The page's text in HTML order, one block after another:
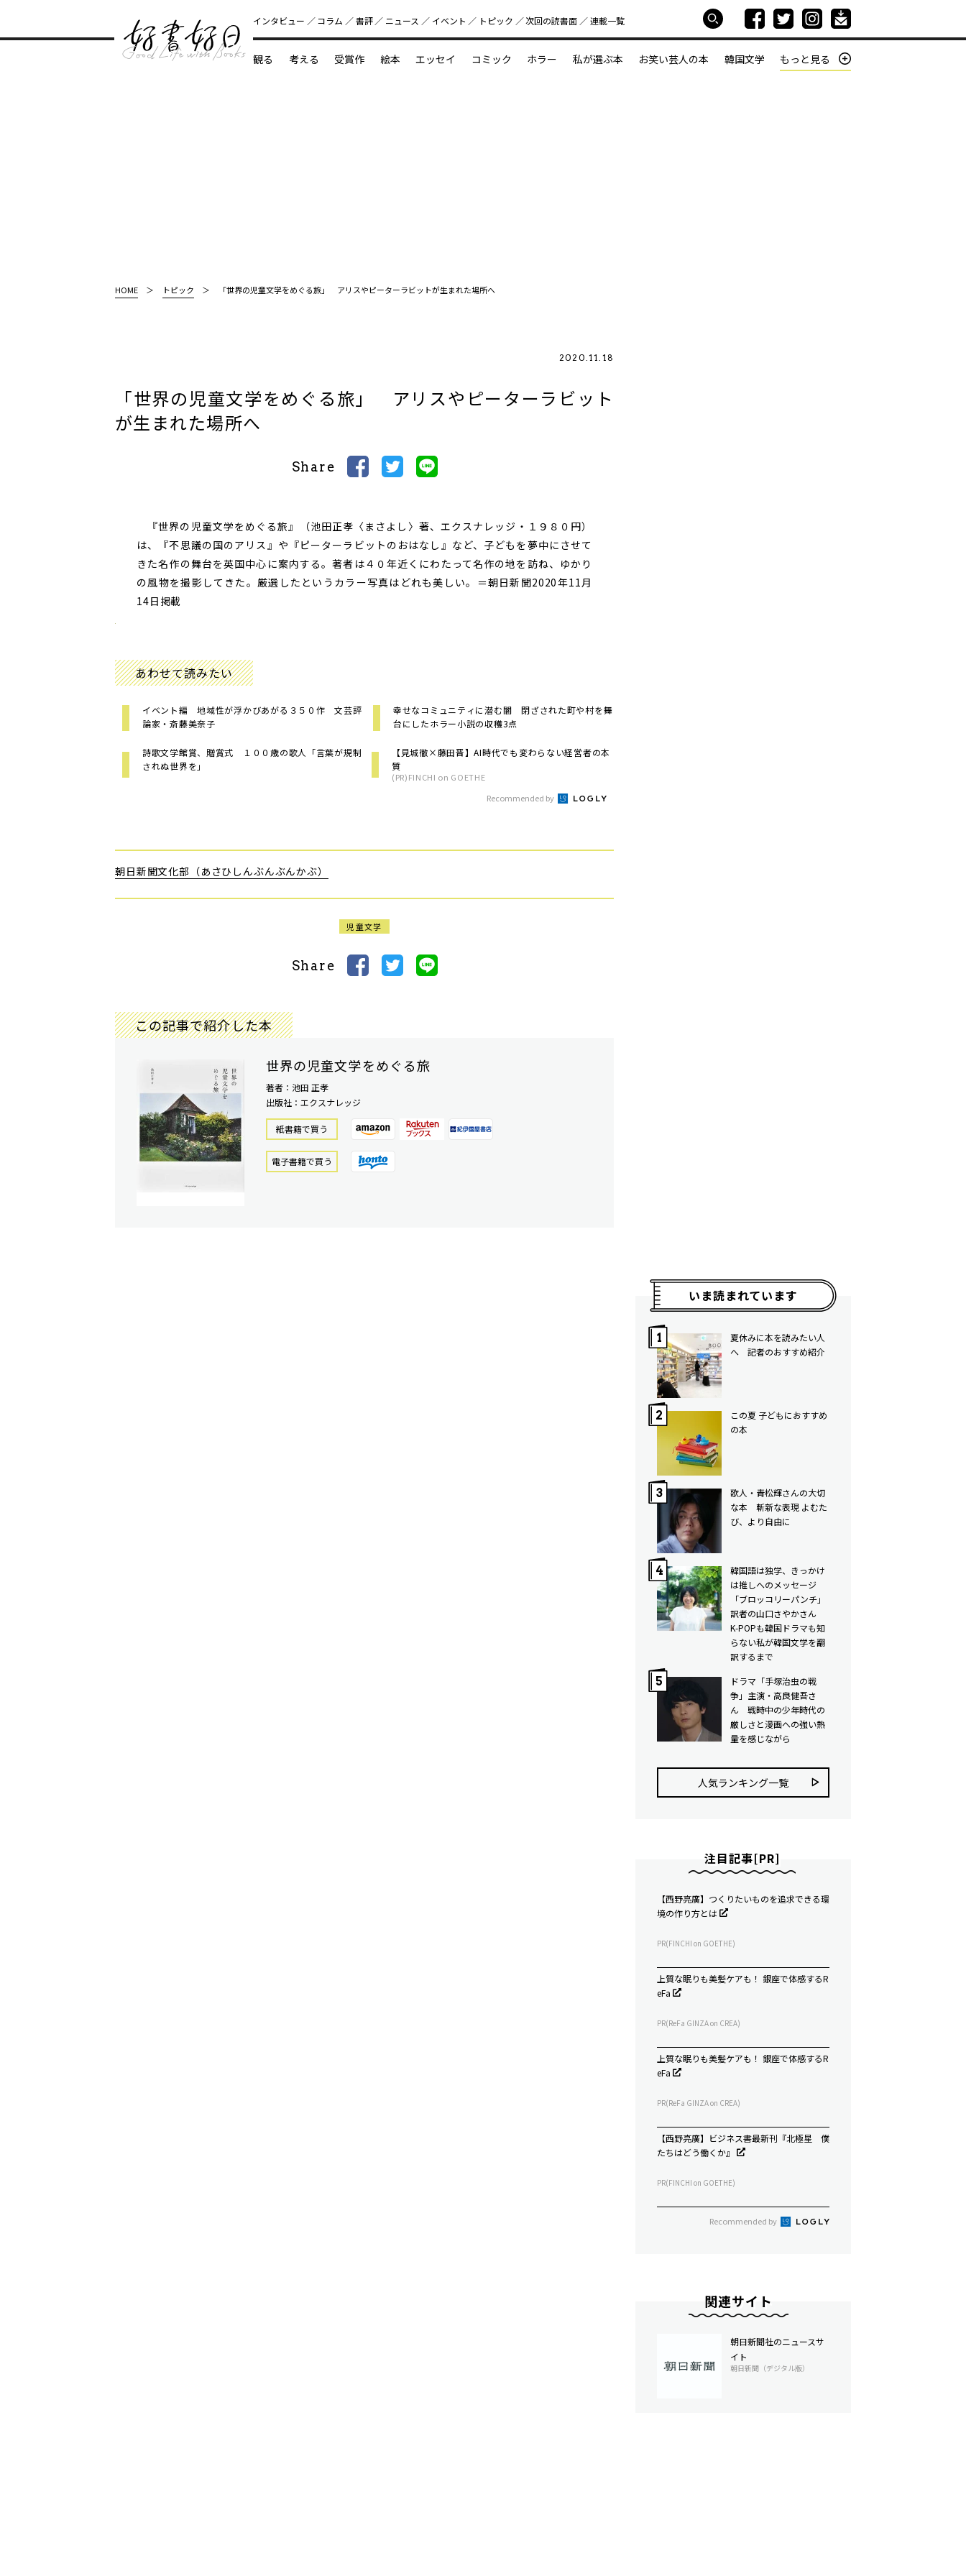
好書好日
インタビュー コラム 書評 ニュース イベント トピック 次回の読書⾯ 連載一覧
観る 考える 受賞作 絵本 エッセイ コミック ホラー 私が選ぶ本 お笑い芸人の本 韓国文学 もっと見る
HOME トピック 「世界の児童文学をめぐる旅」 アリスやピーターラビットが生まれた場所へ
2020.11.18
「世界の児童文学をめぐる旅」 アリスやピーターラビット
が生まれた場所へ
Share
『世界の児童文学をめぐる旅』（池田正孝〈まさよし〉著、エクスナレッジ・１９８０円）
は、『不思議の国のアリス』や『ピーターラビットのおはなし』など、子どもを夢中にさせて
きた名作の舞台を英国中心に案内する。著者は４０年近くにわたって名作の地を訪ね、ゆかり
の風物を撮影してきた。厳選したというカラー写真はどれも美しい。＝朝日新聞2020年11月
14日掲載
あわせて読みたい
イベント編 地域性が浮かびあがる３５０作 文芸評
論家・斎藤美奈子
幸せなコミュニティに潜む闇 閉ざされた町や村を舞
台にしたホラー小説の収穫3点
詩歌文学館賞、贈賞式 １００歳の歌人「言葉が規制
されぬ世界を」
【見城徹×藤田晋】AI時代でも変わらない経営者の本
質
(PR)FINCHI on GOETHE
Recommended by
朝日新聞文化部（あさひしんぶんぶんかぶ）
児童文学
Share
この記事で紹介した本
世界の児童文学をめぐる旅
著者：池田 正孝
出版社：エクスナレッジ
紙書籍で買う
電⼦書籍で買う
いま読まれています
夏休みに本を読みたい人
へ 記者のおすすめ紹介
この夏 子どもにおすすめ
の本
歌人・青松輝さんの大切
な本 斬新な表現 よむた
び、より自由に
韓国語は独学、きっかけ
は推しへのメッセージ
「ブロッコリーパンチ」
訳者の山口さやかさん
K-POPも韓国ドラマも知
らない私が韓国文学を翻
訳するまで
ドラマ「手塚治虫の戦
争」主演・高良健吾さ
ん 戦時中の少年時代の
厳しさと漫画への強い熱
量を感じながら
人気ランキング⼀覧
注目記事[PR]
【西野亮廣】つくりたいものを追求できる環
境の作り方とは
PR(FINCHI on GOETHE)
上質な眠りも美髪ケアも！ 銀座で体感するR
eFa
PR(ReFa GINZA on CREA)
上質な眠りも美髪ケアも！ 銀座で体感するR
eFa
PR(ReFa GINZA on CREA)
【西野亮廣】ビジネス書最新刊『北極星 僕
たちはどう働くか』
PR(FINCHI on GOETHE)
Recommended by
関連サイト
朝日新聞社のニュースサ
イト
朝日新聞（デジタル版）